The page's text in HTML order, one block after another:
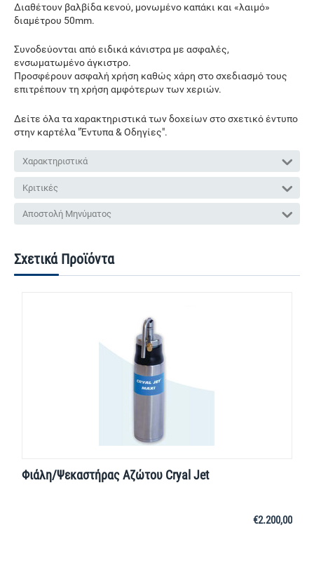
Διαθέτουν βαλβίδα κενού, μονωμένο καπάκι και «λαιμό»
διαμέτρου 50mm.
Συνοδεύονται από ειδικά κάνιστρα με ασφαλές,
ενσωματωμένο άγκιστρο.
Προσφέρουν ασφαλή χρήση καθώς χάρη στο σχεδιασμό τους
επιτρέπουν τη χρήση αμφότερων των χεριών.
Δείτε όλα τα χαρακτηριστικά των δοχείων στο σχετικό έντυπο
στην καρτέλα "Έντυπα & Οδηγίες".
Χαρακτηριστικά
Κριτικές
Αποστολή Μηνύματος
Σχετικά Προϊόντα
Φιάλη/Ψεκαστήρας Αζώτου Cryal Jet
€2.200,00